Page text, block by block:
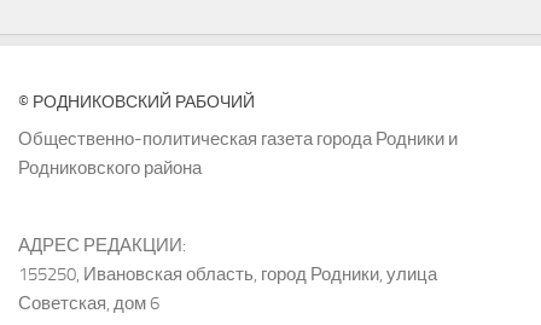
© РОДНИКОВСКИЙ РАБОЧИЙ
Общественно-политическая газета города Родники и
Родниковского района
АДРЕС РЕДАКЦИИ:
155250, Ивановская область, город Родники, улица
Советская, дом 6